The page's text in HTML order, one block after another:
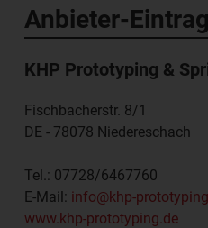
Anbieter-Eintrag
KHP Prototyping &
Fischbacherstr. 8/1
DE - 78078 Niedereschach
Tel.: 07728/6467760
E-Mail: info@khp-
www.khp-prototyping.de